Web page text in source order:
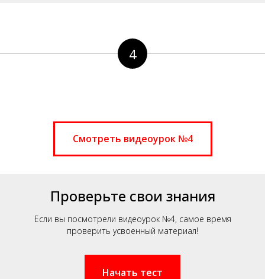
4
Смотреть видеоурок №4
Проверьте свои знания
Если вы посмотрели видеоурок №4, самое время
проверить усвоенный материал!
Начать тест